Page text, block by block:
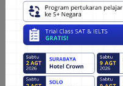
5. Masih banyak lagi
Ingin dibimbing dan
rekomendasi beasiswa
konsultan expert
terarah.